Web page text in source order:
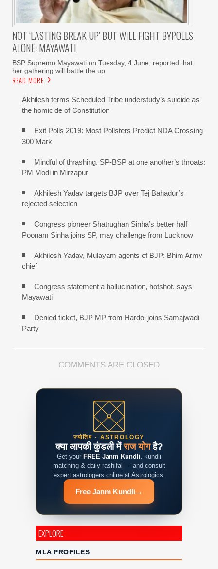
NOT ‘LASTING BREAK UP’ BUT WILL FIGHT BYPOLLS
ALONE: MAYAWATI
BSP Supremo Mayawati on Tuesday, 4 June, reported that
her gathering will battle the up
READ MORE
Akhilesh terms Scheduled Tribe understudy’s suicide as
the homicide of Constitution
Exit Polls 2019: Most Pollsters Predict NDA Crossing
300 Mark
Mindful of thrashing, SP-BSP at one another’s throats:
PM Modi in Mirzapur
Akhilesh Yadav targets BJP over Tej Bahadur’s
rejected selection
Congress pioneer Shatrughan Sinha’s better half
Poonam Sinha joins SP, may challenge from Lucknow
Akhilesh Yadav, Mulayam agents of BJP: Bhim Army
chief
Congress statement a hallucination, hotshot, says
Mayawati
Denied ticket, BJP MP from Hardoi joins Samajwadi
Party
COMMENTS ARE CLOSED
ज्योतिष · ASTROLOGY
क्या आपकी कुंडली मेंराज योगहै?
Get your FREE Janm Kundli, kundli
matching & daily rashifal — and consult
expert astrologers online at Astrologics.
Free Janm Kundli →
EXPLORE
MLA PROFILES